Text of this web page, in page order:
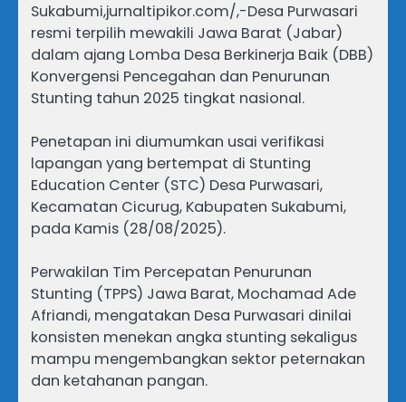
Sukabumi,jurnaltipikor.com/,-Desa Purwasari
resmi terpilih mewakili Jawa Barat (Jabar)
dalam ajang Lomba Desa Berkinerja Baik (DBB)
Konvergensi Pencegahan dan Penurunan
Stunting tahun 2025 tingkat nasional.
Penetapan ini diumumkan usai verifikasi
lapangan yang bertempat di Stunting
Education Center (STC) Desa Purwasari,
Kecamatan Cicurug, Kabupaten Sukabumi,
pada Kamis (28/08/2025).
Perwakilan Tim Percepatan Penurunan
Stunting (TPPS) Jawa Barat, Mochamad Ade
Afriandi, mengatakan Desa Purwasari dinilai
konsisten menekan angka stunting sekaligus
mampu mengembangkan sektor peternakan
dan ketahanan pangan.